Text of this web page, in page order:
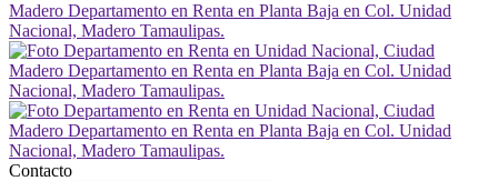
Contacto